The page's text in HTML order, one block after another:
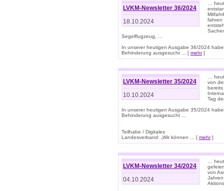
LVKM-Newsletter 36/2024
18.10.2024
…
fahren
Segelflugzeug, …
In unserer heutigen Ausgabe 36/2024
Behinderung ausgesucht ... [ mehr]
LVKM-Newsletter 35/2024
10.10.2024
…
von
bereits
Tag
In unserer heutigen Ausgabe 35/2024
Behinderung ausgesucht ...
Teilhabe / Digitales
Landesverband: „Wir können ... [ mehr]
LVKM-Newsletter 34/2024
04.10.2024
…
von